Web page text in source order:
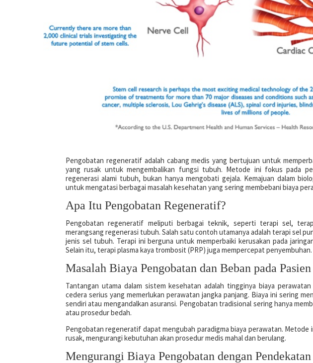
Pengobatan regeneratif adalah cabang medis yang bertujuan untuk
yang rusak untuk mengembalikan fungsi tubuh. Metode ini fokus pada
regenerasi alami tubuh, bukan hanya mengobati gejala. Kemajuan dalam
untuk mengatasi berbagai masalah kesehatan yang sering membebani biaya
Apa Itu Pengobatan Regeneratif?
Pengobatan regeneratif meliputi berbagai teknik, seperti terapi sel,
merangsang regenerasi tubuh. Salah satu contoh utamanya adalah terapi sel
jenis sel tubuh. Terapi ini berguna untuk memperbaiki kerusakan pada
Selain itu, terapi plasma kaya trombosit (PRP) juga mempercepat penyembuhan.
Masalah Biaya Pengobatan dan Beban pada Pasien
Tantangan utama dalam sistem kesehatan adalah tingginya biaya
cedera serius yang memerlukan perawatan jangka panjang. Biaya ini sering
sendiri atau mengandalkan asuransi. Pengobatan tradisional sering hanya
atau prosedur bedah.
Pengobatan regeneratif dapat mengubah paradigma biaya perawatan. Metode
rusak, mengurangi kebutuhan akan prosedur medis mahal dan berulang.
Mengurangi Biaya Pengobatan dengan